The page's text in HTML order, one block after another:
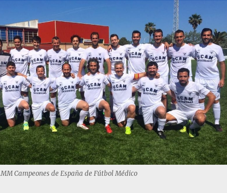
Campeones de España de Fútbol Médico